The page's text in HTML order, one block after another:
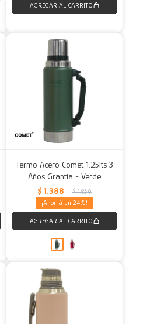
Termo Acero Comet 1.25lts 3
Años Grantia - Verde
$ 1.388 $ 1.850
24